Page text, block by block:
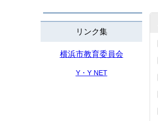
リンク集
横浜市教育委員会
Y・Y NET